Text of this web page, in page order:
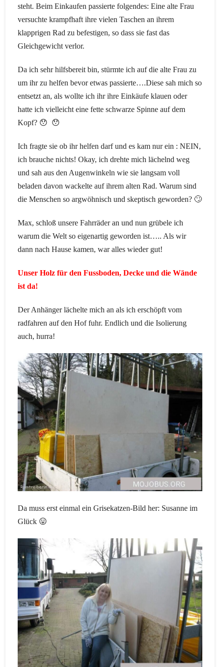
steht. Beim Einkaufen passierte folgendes: Eine alte Frau
versuchte krampfhaft ihre vielen Taschen an ihrem
klapprigen Rad zu befestigen, so dass sie fast das
Gleichgewicht verlor.
Da ich sehr hilfsbereit bin, stürmte ich auf die alte Frau zu
um ihr zu helfen bevor etwas passierte….Diese sah mich so
entsetzt an, als wollte ich ihr ihre Einkäufe klauen oder
hatte ich vielleicht eine fette schwarze Spinne auf dem
Kopf? 😯 😯
Ich fragte sie ob ihr helfen darf und es kam nur ein : NEIN,
ich brauche nichts! Okay, ich drehte mich lächelnd weg
und sah aus den Augenwinkeln wie sie langsam voll
beladen davon wackelte auf ihrem alten Rad. Warum sind
die Menschen so argwöhnisch und skeptisch geworden? 🙄
Max, schloß unsere Fahrräder an und nun grübele ich
warum die Welt so eigenartig geworden ist….. Als wir
dann nach Hause kamen, war alles wieder gut!
Unser Holz für den Fussboden, Decke und die Wände
ist da!
Der Anhänger lächelte mich an als ich erschöpft vom
radfahren auf den Hof fuhr. Endlich und die Isolierung
auch, hurra!
Da muss erst einmal ein Grisekatzen-Bild her: Susanne im
Glück 😛